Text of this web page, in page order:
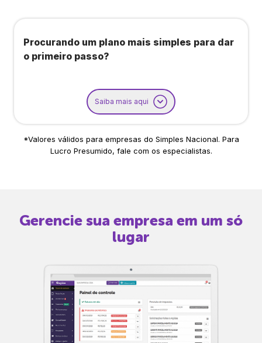
Procurando um plano mais simples para dar
o primeiro passo?
Saiba mais aqui
*Valores válidos para empresas do Simples Nacional. Para
Lucro Presumido, fale com os especialistas.
Gerencie sua empresa em um só
lugar